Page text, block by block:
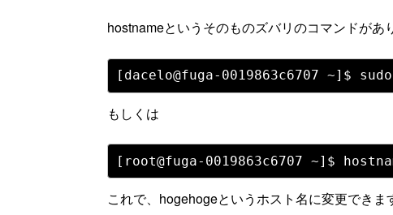
hostnameというそのものズバリのコマンドがあ
もしくは
これで、hogehogeというホスト名に変更でき